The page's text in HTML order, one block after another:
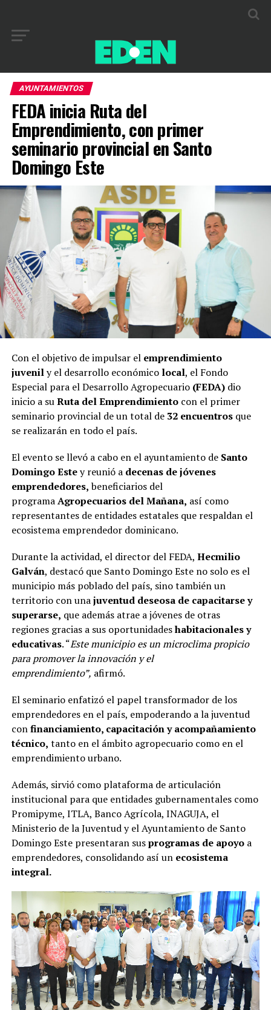
AYUNTAMIENTOS
FEDA inicia Ruta del
Emprendimiento, con primer
seminario provincial en Santo
Domingo Este
Con el objetivo de impulsar el emprendimiento
juvenily el desarrollo económico local, el Fondo
Especial para el Desarrollo Agropecuario (FEDA)dio
inicio a suRuta del Emprendimientocon el primer
seminario provincial de un total de 32 encuentrosque
se realizarán en todo el país.
El evento se llevó a cabo en el ayuntamiento de Santo
Domingo Estey reunió a decenas de jóvenes
emprendedores,beneficiarios del
programaAgropecuarios del Mañana, así como
representantes de entidades estatales que respaldan el
ecosistema emprendedor dominicano.
Durante la actividad, el director del FEDA, Hecmilio
Galván, destacó que Santo Domingo Este no solo es el
municipio más poblado del país, sino también un
territorio con unajuventud deseosa de capacitarse y
superarse, que además atrae a jóvenes de otras
regiones gracias a sus oportunidadeshabitacionales y
educativas. “Este municipio es un microclima propicio
para promover la innovación y el
emprendimiento”, afirmó.
El seminario enfatizó el papel transformador de los
emprendedores en el país, empoderando a la juventud
confinanciamiento, capacitación y acompañamiento
técnico, tanto en el ámbito agropecuario como en el
emprendimiento urbano.
Además, sirvió como plataforma de articulación
institucional para que entidades gubernamentales como
Promipyme, ITLA, Banco Agrícola, INAGUJA, el
Ministerio de la Juventud y el Ayuntamiento de Santo
Domingo Este presentaran susprogramas de apoyoa
emprendedores, consolidando así un ecosistema
integral.